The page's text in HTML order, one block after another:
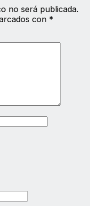
no será publicada.
con *